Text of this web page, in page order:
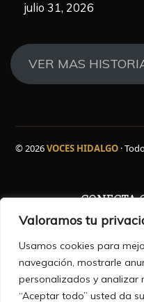
Valoramos tu
Usamos cookies para
navegación, mostrarle
personalizados y analizar
“Aceptar todo” usted da
julio 31, 2026
VER MAS
© 2026VOCES HIDALGO ·
CONECTA